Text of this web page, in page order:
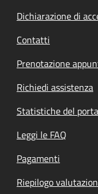
Dichiarazione di
Contatti
Prenotazione
Richiedi assistenza
Statistiche del
Leggi le FAQ
Pagamenti
Riepilogo